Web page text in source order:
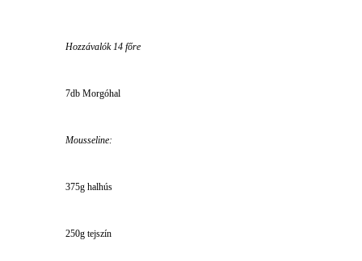
Hozzávalók 14 főre
7db Morgóhal
Mousseline:
375g halhús
250g tejszín